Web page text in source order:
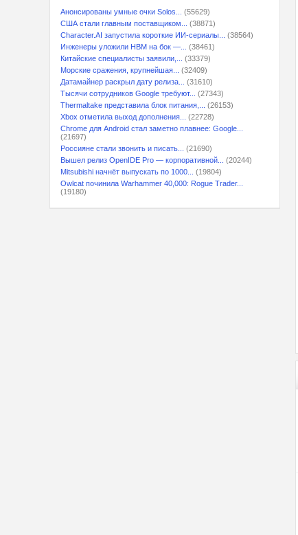
Анонсированы умные очки Solos...
(55629)
США стали главным поставщиком...
(38871)
Character.AI запустила короткие ИИ-сериалы...
(38564)
Инженеры уложили HBM на бок —...
(38461)
Китайские специалисты заявили,...
(33379)
Морские сражения, крупнейшая...
(32409)
Датамайнер раскрыл дату релиза...
(31610)
Тысячи сотрудников Google требуют...
(27343)
Thermaltake представила блок питания,...
(26153)
Xbox отметила выход дополнения...
(22728)
Chrome для Android стал заметно плавнее: Google...
(21697)
Россияне стали звонить и писать...
(21690)
Вышел релиз OpenIDE Pro — корпоративной...
(20244)
Mitsubishi начнёт выпускать по 1000...
(19804)
Owlcat починила Warhammer 40,000: Rogue Trader...
(19180)